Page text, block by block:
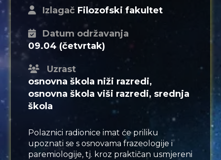
Izlagač Filozofski fakultet
Datum održavanja
09.04 (četvrtak)
Uzrast
osnovna škola niži razredi,
osnovna škola viši razredi, srednja
škola
Polaznici radionice imat će priliku
upoznati se s osnovama frazeologije i
paremiologije, tj. kroz praktičan usmjereni